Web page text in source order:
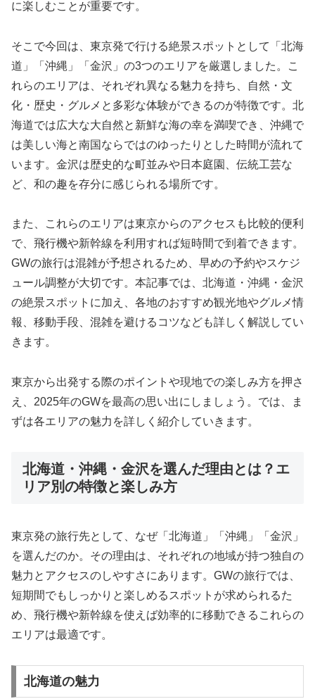
に楽しむことが重要です。
そこで今回は、東京発で行ける絶景スポットとして「北海
道」「沖縄」「金沢」の3つのエリアを厳選しました。こ
れらのエリアは、それぞれ異なる魅力を持ち、自然・文
化・歴史・グルメと多彩な体験ができるのが特徴です。北
海道では広大な大自然と新鮮な海の幸を満喫でき、沖縄で
は美しい海と南国ならではのゆったりとした時間が流れて
います。金沢は歴史的な町並みや日本庭園、伝統工芸な
ど、和の趣を存分に感じられる場所です。
また、これらのエリアは東京からのアクセスも比較的便利
で、飛行機や新幹線を利用すれば短時間で到着できます。
GWの旅行は混雑が予想されるため、早めの予約やスケジ
ュール調整が大切です。本記事では、北海道・沖縄・金沢
の絶景スポットに加え、各地のおすすめ観光地やグルメ情
報、移動手段、混雑を避けるコツなども詳しく解説してい
きます。
東京から出発する際のポイントや現地での楽しみ方を押さ
え、2025年のGWを最高の思い出にしましょう。では、ま
ずは各エリアの魅力を詳しく紹介していきます。
北海道・沖縄・金沢を選んだ理由とは？エ
リア別の特徴と楽しみ方
東京発の旅行先として、なぜ「北海道」「沖縄」「金沢」
を選んだのか。その理由は、それぞれの地域が持つ独自の
魅力とアクセスのしやすさにあります。GWの旅行では、
短期間でもしっかりと楽しめるスポットが求められるた
め、飛行機や新幹線を使えば効率的に移動できるこれらの
エリアは最適です。
北海道の魅力